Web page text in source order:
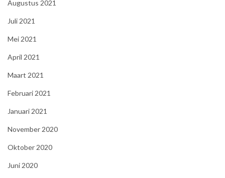
Augustus 2021
Juli 2021
Mei 2021
April 2021
Maart 2021
Februari 2021
Januari 2021
November 2020
Oktober 2020
Juni 2020